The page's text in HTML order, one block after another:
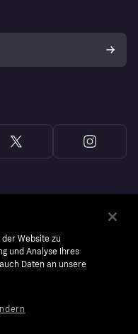
Website zu
und Analyse Ihres
Daten an unsere